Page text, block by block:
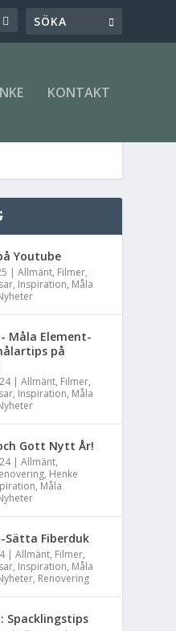
KONTAKT
Youtube
|Allmänt, Filmer,
, Inspiration, Måla
Måla Element-
på
|Allmänt, Filmer,
, Inspiration, Måla
Gott Nytt År!
|Allmänt,
, Henke
, Måla
Sätta Fiberduk
|Allmänt, Filmer,
, Inspiration, Måla
, Renovering
Spacklingstips